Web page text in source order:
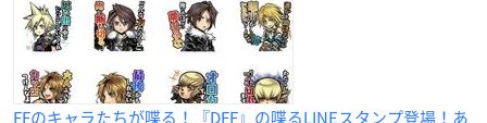
FFのキャラたちが喋る！『DFF』の喋るLINEスタンプ登場！あ